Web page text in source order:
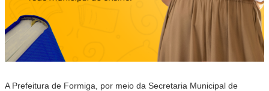
A Prefeitura de Formiga, por meio da Secretaria Municipal de